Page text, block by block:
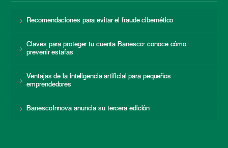
Recomendaciones para evitar el fraude cibernético
Claves para proteger tu cuenta Banesco: conoce cómo
prevenir estafas
Ventajas de la inteligencia artificial para pequeños
emprendedores
BanescoInnova anuncia su tercera edición